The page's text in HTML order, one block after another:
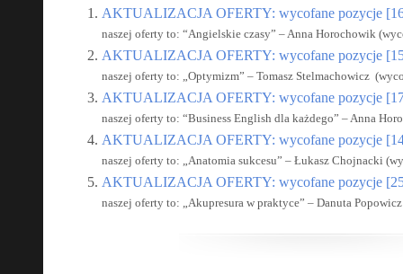
AKTUALIZACJA OFERTY: wycofane pozycje
naszej oferty to: “Angielskie czasy” – Anna Horochowik
AKTUALIZACJA OFERTY: wycofane pozycje
naszej oferty to: „Optymizm” – Tomasz Stelmachowicz
AKTUALIZACJA OFERTY: wycofane pozycje
naszej oferty to: “Business English dla każdego” – Anna
AKTUALIZACJA OFERTY: wycofane pozycje
naszej oferty to: „Anatomia sukcesu” – Łukasz Chojnacki
AKTUALIZACJA OFERTY: wycofane pozycje
naszej oferty to: „Akupresura w praktyce” – Danuta